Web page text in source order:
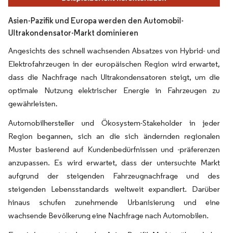
Asien-Pazifik und Europa werden den Automobil-
Ultrakondensator-Markt dominieren
Angesichts des schnell wachsenden Absatzes von Hybrid- und
Elektrofahrzeugen in der europäischen Region wird erwartet,
dass die Nachfrage nach Ultrakondensatoren steigt, um die
optimale Nutzung elektrischer Energie in Fahrzeugen zu
gewährleisten.
Automobilhersteller und Ökosystem-Stakeholder in jeder
Region begannen, sich an die sich ändernden regionalen
Muster basierend auf Kundenbedürfnissen und -präferenzen
anzupassen. Es wird erwartet, dass der untersuchte Markt
aufgrund der steigenden Fahrzeugnachfrage und des
steigenden Lebensstandards weltweit expandiert. Darüber
hinaus schufen zunehmende Urbanisierung und eine
wachsende Bevölkerung eine Nachfrage nach Automobilen.